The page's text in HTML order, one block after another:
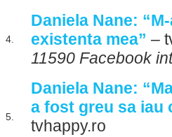
4.
Daniela Nane:
existenta mea” –
11590 Facebook
5.
Daniela Nane:
a fost greu sa
tvhappy.ro